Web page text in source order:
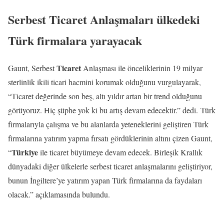
Serbest Ticaret Anlaşmaları ülkedeki
Türk firmalara yarayacak
​​​​​​​Gaunt, SerbestTicaretAnlaşması ile önceliklerinin 19 milyar
sterlinlik ikili ticari hacmini korumak olduğunu vurgulayarak,
“Ticaret değerinde son beş, altı yıldır artan bir trend olduğunu
görüyoruz. Hiç şüphe yok ki bu artış devam edecektir.” dedi. Türk
firmalarıyla çalışma ve bu alanlarda yeteneklerini geliştiren Türk
firmalarına yatırım yapma fırsatı gördüklerinin altını çizen Gaunt,
“Türkiyeile ticaret büyümeye devam edecek. Birleşik Krallık
dünyadaki diğer ülkelerle serbest ticaret anlaşmalarını geliştiriyor,
bunun İngiltere’ye yatırım yapan Türk firmalarına da faydaları
olacak.” açıklamasında bulundu.